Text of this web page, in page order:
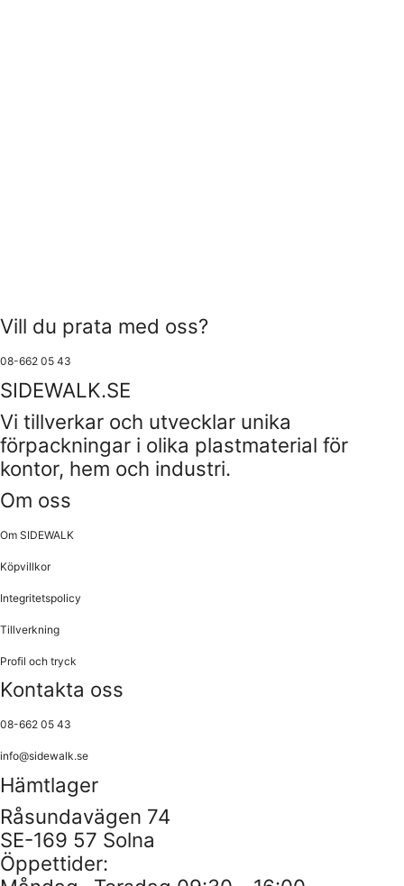
Vill du prata med oss?
08-662 05 43
SIDEWALK.SE
Vi tillverkar och utvecklar unika
förpackningar i olika plastmaterial för
kontor, hem och industri.
Om oss
Om SIDEWALK
Köpvillkor
Integritetspolicy
Tillverkning
Profil och tryck
Kontakta oss
08-662 05 43
info@sidewalk.se
Hämtlager
Råsundavägen 74
SE-169 57 Solna
Öppettider: